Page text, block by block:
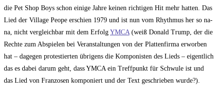
die Pet Shop Boys schon einige Jahre keinen richtigen Hit mehr hatten. Das
Lied der Village Peope erschien 1979 und ist nun vom Rhythmus her so na-
na, nicht vergleichbar mit dem Erfolg YMCA (weiß Donald Trump, der die
Rechte zum Abspielen bei Veranstaltungen von der Plattenfirma erworben
hat – dagegen protestierten übrigens die Komponisten des Lieds – eigentlich
das es dabei darum geht, dass YMCA ein Treffpunkt für Schwule ist und
das Lied von Franzosen komponiert und der Text geschrieben wurde?).